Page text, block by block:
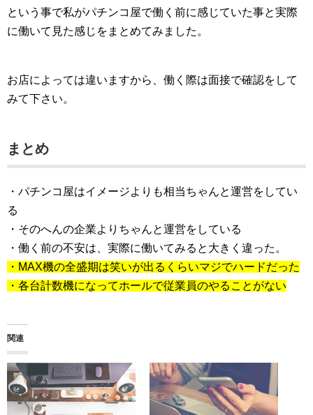
という事で私がパチンコ屋で働く前に感じていた事と実際
に働いて見た感じをまとめてみました。
お店によっては違いますから、働く際は面接で確認をして
みて下さい。
まとめ
・パチンコ屋はイメージよりも相当ちゃんと運営をしてい
る
・そのへんの企業よりちゃんと運営をしている
・働く前の不安は、実際に働いてみると大きく違った。
・MAX機の全盛期は笑いが出るくらいマジでハードだった
・各台計数機になってホールで従業員のやることがない
関連